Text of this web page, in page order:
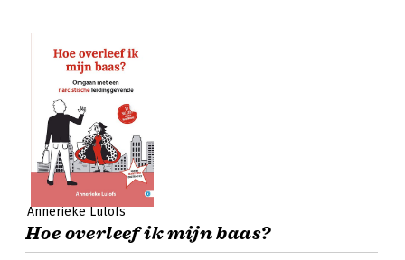
Annerieke Lulofs
Hoe overleef ik mijn baas?